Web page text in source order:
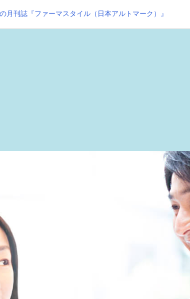
月刊誌『ファーマスタイル（日本アルトマーク）』